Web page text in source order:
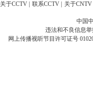
关于CCTV 联系CCTV 关于CNTV
中国
违法和不良信息举
网上传播视听节目许可证号